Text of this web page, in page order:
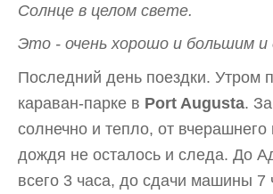
Солнце в целом свете.
Это - очень хорошо и большим
Последний день поездки. Утром
караван-парке в Port Augusta.
солнечно и тепло, от вчерашнего
дождя не осталось и следа. До
всего 3 часа, до сдачи машины 7